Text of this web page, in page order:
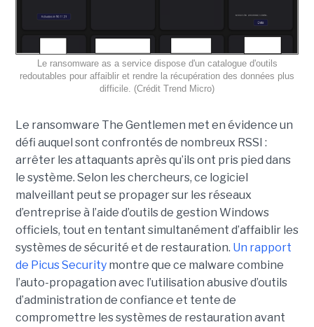
Le ransomware as a service dispose d'un catalogue d'outils
redoutables pour affaiblir et rendre la récupération des données plus
difficile. (Crédit Trend Micro)
Le ransomware The Gentlemen met en évidence un
défi auquel sont confrontés de nombreux RSSI :
arrêter les attaquants après qu’ils ont pris pied dans
le système. Selon les chercheurs, ce logiciel
malveillant peut se propager sur les réseaux
d’entreprise à l’aide d’outils de gestion Windows
officiels, tout en tentant simultanément d’affaiblir les
systèmes de sécurité et de restauration. Un rapport
de Picus Securitymontre que ce malware combine
l’auto-propagation avec l’utilisation abusive d’outils
d’administration de confiance et tente de
compromettre les systèmes de restauration avant